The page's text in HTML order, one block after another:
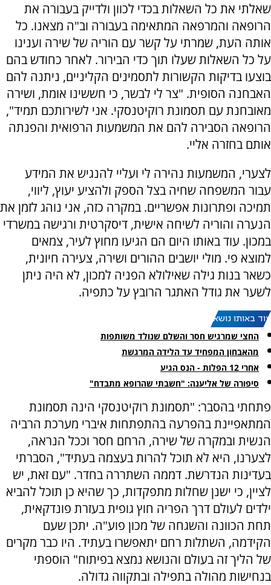
שאלתי את כל השאלות בכדי לכוון ולדייק בעבורה את
הרופאה והמרפאה המתאימה בעבורה וב"ה מצאנו. כל
אותה העת, שמרתי על קשר עם הוריה של שירה וענינו
על כל השאלות שעלו תוך כדי הבירור. לאחר כחודש בהם
בוצעו בדיקות הקשורות לתסמינים הקליניים, ניתנה להם
האבחנה הסופית. "צר לי לבשר, כי חששינו אומת, ושירה
מאובחנת עם תסמונת רוקיטנסקי. אני לשירותכם תמיד",
הרופאה הסבירה להם את המשמעות הרפואית והפנתה
אותם בחזרה אליי.
לצערי, המשמעות נהירה לי ועליי להנגיש את המידע
עבור המשפחה שחיה בצל הספק ולהציע יעוץ, ליווי,
תמיכה ופתרונות אפשריים. במקרה כזה, אני נוהג לזמן את
הנערה והוריה לשיחה אישית, דיסקרטית ורגישה במשרדי
במכון. עוד באותו היום הם הגיעו מחוץ לעיר, צמאים
למוצא פי. מולי יושבים ההורים ושירה, צעירה חיונית,
כשאר בנות גילה שאילולא הפניה למכון, לא היה ניתן
לשער את גודל האתגר הרובץ על כתפיה.
עוד באותו נושא:
החצי שמרגיש חסר והשלם שנולד משותפות
מהאבחון המפחיד עד הלידה המרגשת
אחרי 12 הפלות - הנס הגיע
סיפורה של אליענה: "חשבתי שהרופא מתבדח"
פתחתי בהסבר: "תסמונת רוקיטנסקי הינה תסמונת
המתאפיינת בהפרעה בהתפתחות איברי מערכת הרביה
הנשית ובמקרה של שירה, הרחם חסר וככל הנראה,
לצערנו, היא לא תוכל להרות בעצמה בעתיד", הסברתי
בעדינות הנדרשת. דממה השתררה בחדר. "עם זאת, יש
לציין, כי ישנן שחלות מתפקדות, כך שהיא כן תוכל להביא
ילדים לעולם דרך הפריה חוץ גופית בעזרת פונדקאית,
תחת הכוונה והשגחה של מכון פוע"ה. יתכן שעם
הקידמה, השתלות רחם יתאפשרו בעתיד. היו כבר מקרים
של הליך זה בעולם והנושא נמצא בפיתוח" הוספתי
בנחישות מהולה בתפילה ובתקווה גדולה.